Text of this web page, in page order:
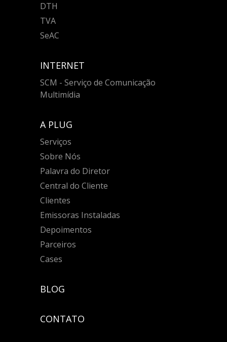
DTH
TVA
SeAC
INTERNET
SCM - Serviço de Comunicação
Multimídia
A PLUG
Serviços
Sobre Nós
Palavra do Diretor
Central do Cliente
Clientes
Emissoras Instaladas
Depoimentos
Parceiros
Cases
BLOG
CONTATO